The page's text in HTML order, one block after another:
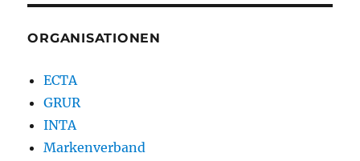
ORGANISATIONEN
ECTA
GRUR
INTA
Markenverband